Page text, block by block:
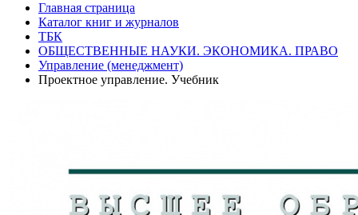
Главная страница
Каталог книг и журналов
ТБК
ОБЩЕСТВЕННЫЕ НАУКИ. ЭКОНОМИКА. ПРАВО
Управление (менеджмент)
Проектное управление. Учебник